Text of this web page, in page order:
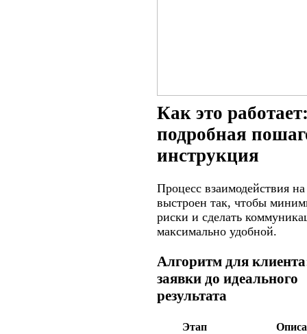
Как это
подробная
инструкция
Процесс взаимодействия
выстроен так, чтобы
риски и сделать
максимально удобной.
Алгоритм для
заявки до идеального
результата
Этап